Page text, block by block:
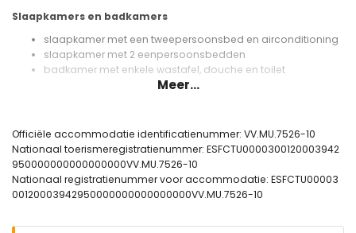
Slaapkamers en badkamers
slaapkamer met een tweepersoonsbed en airconditioning
slaapkamer met 2 eenpersoonsbedden
badkamer met enkele wastafel, douche en toilet
privézwembad van 8m x 2,4m
terras
buitendouche
buiten zitgedeelte en buiten eetgedeelte
privé afgesloten parkeerplaats
Meer...
Officiële accommodatie identificatienummer: VV.MU.7526-10
Nationaal toerismeregistratienummer: ESFCTU0000300120003942
950000000000000000VV.MU.7526-10
Nationaal registratienummer voor accommodatie: ESFCTU00003
00120003942950000000000000000VV.MU.7526-10